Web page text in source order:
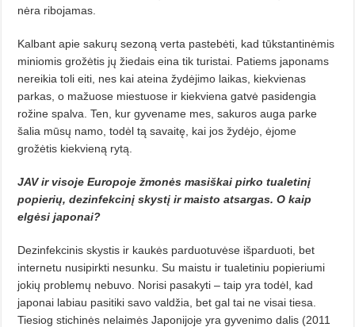
nėra ribojamas.
Kalbant apie sakurų sezoną verta pastebėti, kad tūkstantinėmis
minio­mis grožėtis jų žiedais eina tik turistai. Patiems japonams
nereikia toli eiti, nes kai ateina žydėjimo laikas, kiekvienas
parkas, o mažuose miestuose ir kiekviena gatvė pasidengia
rožine spalva. Ten, kur gyvename mes, sakuros auga parke
šalia mūsų namo, todėl tą savaitę, kai jos žydėjo, ėjome
grožėtis kiekvieną rytą.
JAV ir visoje Europoje žmonės masiškai pirko tualetinį
popierių, dezinfekcinį skystį ir maisto atsargas. O kaip
elgėsi japonai?
Dezinfekcinis skystis ir kaukės parduotuvėse išparduoti, bet
internetu nusipirkti nesunku. Su maistu ir tualetiniu popieriumi
jokių proble­mų nebuvo. Norisi pasakyti – taip yra todėl, kad
japonai labiau pasitiki savo valdžia, bet gal tai ne visai tiesa.
Tie­siog stichinės nelaimės Japonijoje yra gyvenimo dalis (2011